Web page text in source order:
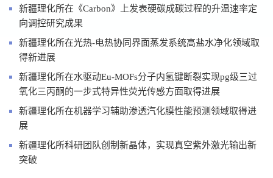
新疆理化所在《Carbon》上发表硬碳成碳过程的升温速率定
向调控研究成果
新疆理化所在光热-电热协同界面蒸发系统高盐水净化领域取
得新进展
新疆理化所在水驱动Eu-MOFs分子内氢键断裂实现pg级三过
氧化三丙酮的一步式特异性荧光传感方面取得进展
新疆理化所在机器学习辅助渗透汽化膜性能预测领域取得进
展
新疆理化所科研团队创制新晶体，实现真空紫外激光输出新
突破